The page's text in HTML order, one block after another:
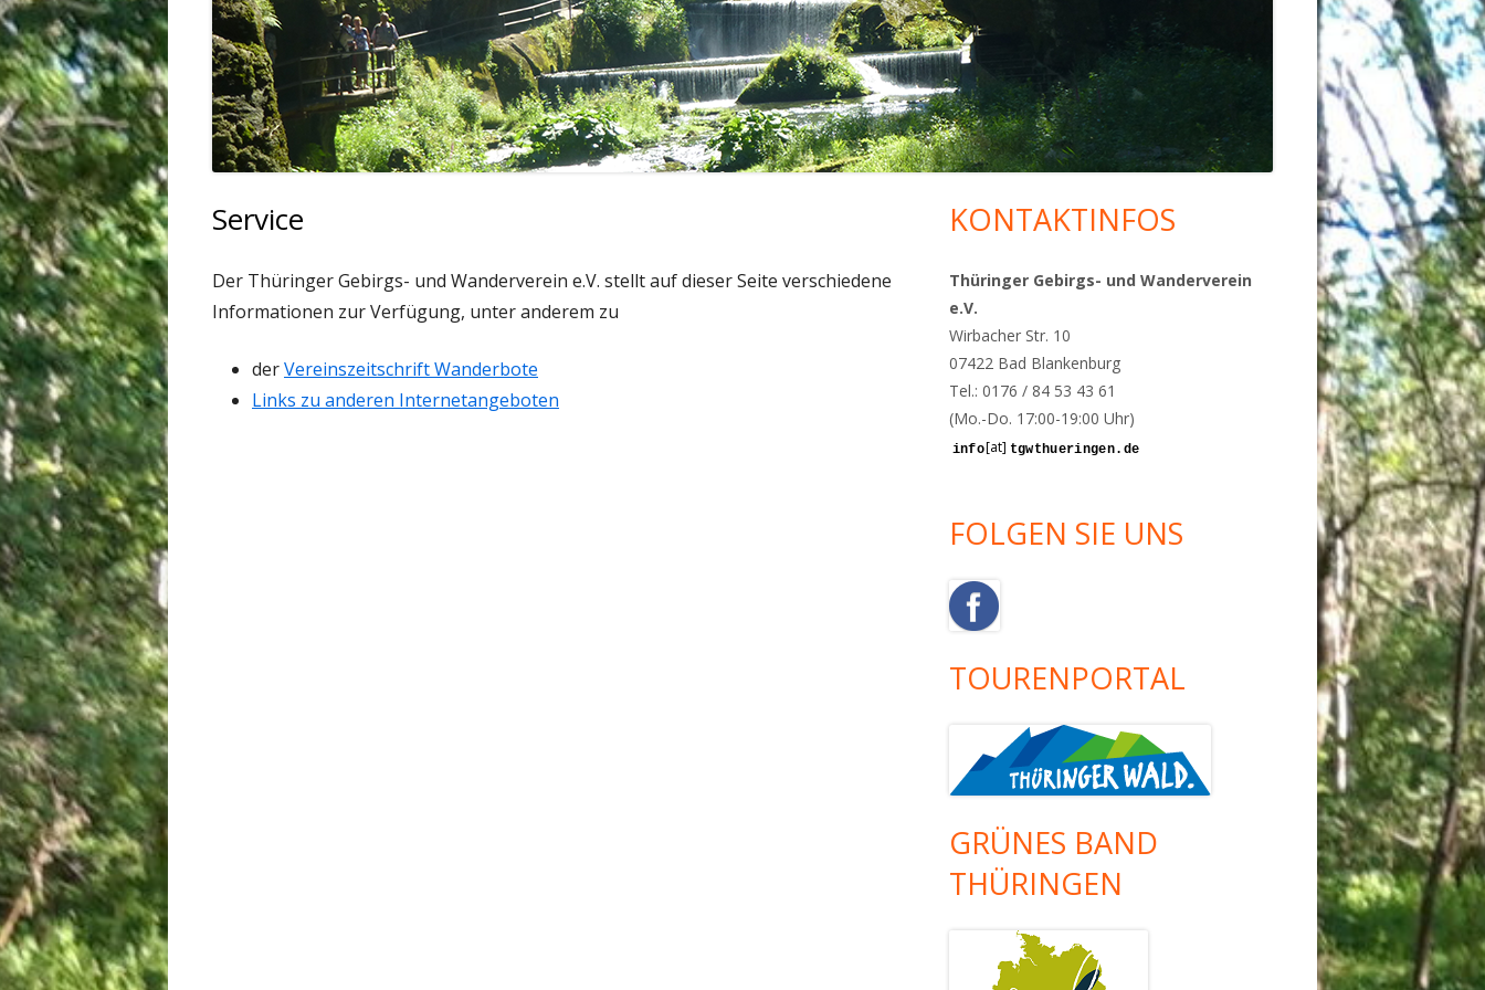
NEWSLETTER 1/2023
NEWSLETTER 4/2022
NEWSLETTER 3/2022
NEWSLETTER 2/2022
DWV-
GESUNDHEITSWANDERFÜHRER*IN ® –
FORTBILDUNG
NATUR- UND LANDSCHAFTSFÜHRER*IN
– FORTBILDUNG
Service
Der Thüringer Gebirgs- und Wanderverein e.V. stellt auf dieser Seite verschiedene
Informationen zur Verfügung, unter anderem zu
derVereinszeitschrift Wanderbote
Links zu anderen Internetangeboten
Haupt-
Seitenleiste
KONTAKTINFOS
Thüringer Gebirgs- und Wanderverein
e.V.
Wirbacher Str. 10
07422 Bad Blankenburg
Tel.: 0176 / 84 53 43 61
(Mo.-Do. 17:00-19:00 Uhr)
[at]
FOLGEN SIE UNS
TOURENPORTAL
GRÜNES BAND
THÜRINGEN